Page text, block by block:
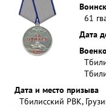
61
Дата
Дата и место призыва
Тбилисский РВК,